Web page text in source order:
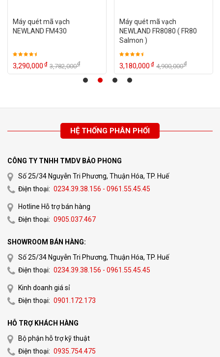
Máy quét mã vạch
NEWLAND FM430
3,290,000₫ 3,782,000₫
Máy quét mã vạch
NEWLAND FR8080 ( FR80
Salmon )
3,180,000₫ 4,900,000₫
HỆ THỐNG PHÂN PHỐI
CÔNG TY TNHH TMDV BẢO PHONG
Số 25/34 Nguyễn Tri Phương, Thuận Hóa, TP. Huế
Điện thoại: 0234.39.38.156 - 0961.55.45.45
Hotline Hỗ trợ bán hàng
Điện thoại: 0905.037.467
SHOWROOM BÁN HÀNG:
Số 25/34 Nguyễn Tri Phương, Thuận Hóa, TP. Huế
Điện thoại: 0234.39.38.156 - 0961.55.45.45
Kinh doanh giá sỉ
Điện thoại: 0901.172.173
HỖ TRỢ KHÁCH HÀNG
Bộ phận hỗ trợ kỹ thuật
Điện thoại: 0935.754.475